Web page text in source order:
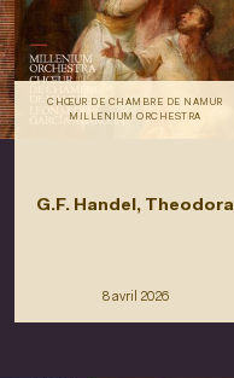
CHŒUR DE CHAMBRE DE NAMUR
MILLENIUM ORCHESTRA
G.F. Handel, Theodora
8 avril 2026